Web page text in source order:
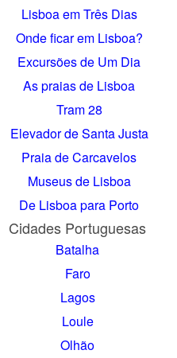
Lisboa em Três Dias
Onde ficar em Lisboa?
Excursões de Um Dia
As praias de Lisboa
Tram 28
Elevador de Santa Justa
Praia de Carcavelos
Museus de Lisboa
De Lisboa para Porto
Cidades Portuguesas
Batalha
Faro
Lagos
Loule
Olhão